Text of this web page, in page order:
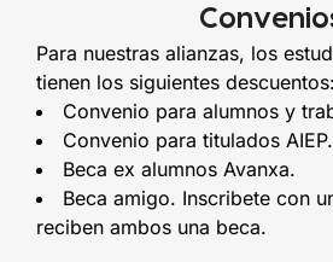
Para nuestras alianzas, los
tienen los siguientes descuentos:
Convenio para alumnos y
Convenio para titulados AIEP.
Beca ex alumnos Avanxa.
Beca amigo. Inscribete con
reciben ambos una beca.